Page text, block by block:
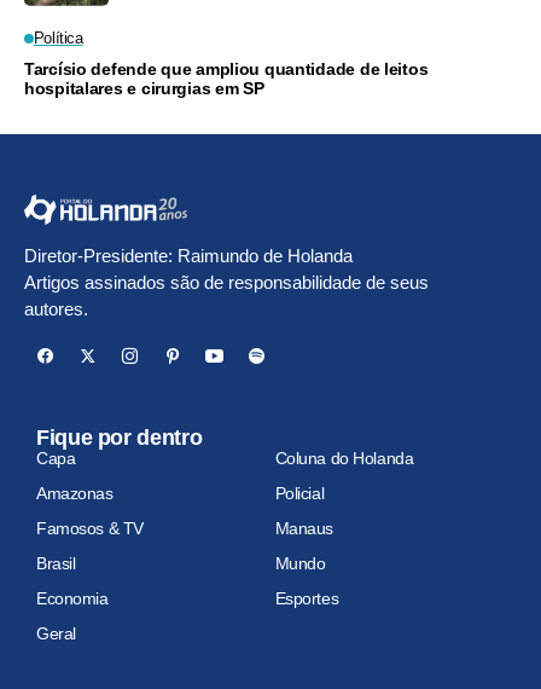
Política
Tarcísio defende que ampliou quantidade de leitos
hospitalares e cirurgias em SP
Diretor-Presidente: Raimundo de Holanda
Artigos assinados são de responsabilidade de seus
autores.
Fique por dentro
Capa
Coluna do Holanda
Amazonas
Policial
Famosos & TV
Manaus
Brasil
Mundo
Economia
Esportes
Geral